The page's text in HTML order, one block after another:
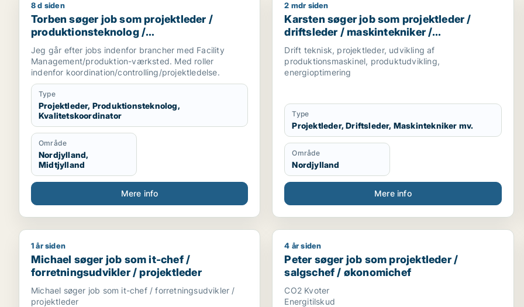
Torben søger job som projektleder / produktionsteknolog / kvalitetskoordinator
8 d siden
Torben søger job som projektleder /
produktionsteknolog /
kvalitetskoordinator
Jeg går efter jobs indenfor brancher med Facility
Management/produktion-værksted. Med roller
indenfor koordination/controlling/projektledelse.
Type
Projektleder, Produktionsteknolog,
Kvalitetskoordinator
Område
Nordjylland,
Midtjylland
Mere info
Karsten søger job som projektleder / driftsleder /
2 mdr siden
Karsten søger job som projektleder /
driftsleder / maskintekniker /
produktionsteknolog / produktionschef
Drift teknisk, projektleder, udvikling af
produktionsmaskinel, produktudvikling,
energioptimering
Type
Projektleder, Driftsleder, Maskintekniker mv.
Område
Nordjylland
Mere info
Michael søger job som it-chef / forretningsudvikler / projektleder
1 år siden
Michael søger job som it-chef /
forretningsudvikler / projektleder
Michael søger job som it-chef / forretningsudvikler /
projektleder
Peter søger job som projektleder / salgschef /
4 år siden
Peter søger job som projektleder /
salgschef / økonomichef
CO2 Kvoter
Energitilskud